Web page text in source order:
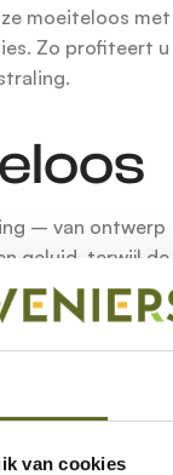
van cookies
moeiteloos met
Zo profiteert u
– van ontwerp
geluid, terwijl de
Zo geniet u
toekomst. Kies
met onze